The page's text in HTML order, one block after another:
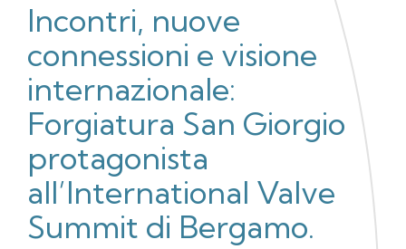
Incontri, nuove
connessioni e visione
internazionale:
Forgiatura San Giorgio
protagonista
all’International Valve
Summit di Bergamo.